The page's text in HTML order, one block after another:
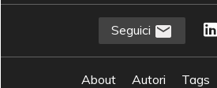
Seguici
About Autori Tags